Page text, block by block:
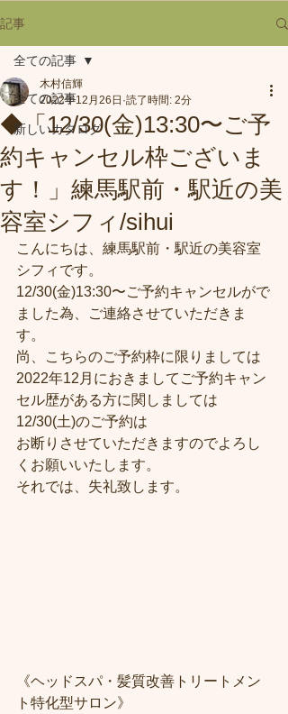
記事
全ての記事
新しいカタログ
全ての記事
◆「12/30(金)13:30〜ご予
約キャンセル枠ございま
す！」練馬駅前・駅近の美
容室シフィ/sihui
木村信輝
2022年12月26日 読了時間: 2分
こんにちは、練馬駅前・駅近の美容室
シフィです。
12/30(金)13:30〜ご予約キャンセルがで
ました為、ご連絡させていただきま
す。
尚、こちらのご予約枠に限りましては
2022年12月におきましてご予約キャン
セル歴がある方に関しましては
12/30(土)のご予約は
お断りさせていただきますのでよろし
くお願いいたします。
それでは、失礼致します。
《ヘッドスパ・髪質改善トリートメン
ト特化型サロン》